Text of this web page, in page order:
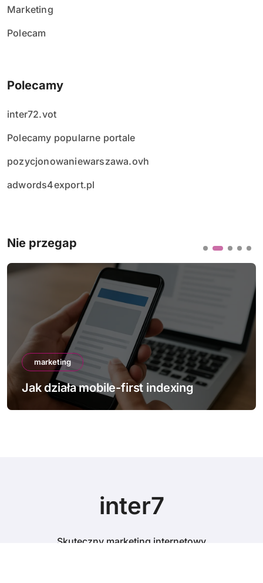
Marketing
Polecam
Polecamy
inter72.vot
Polecamy popularne portale
pozycjonowaniewarszawa.ovh
adwords4export.pl
Nie przegap
marketing
Jak poprawić Core Web
inter7
Skuteczny marketing internetowy